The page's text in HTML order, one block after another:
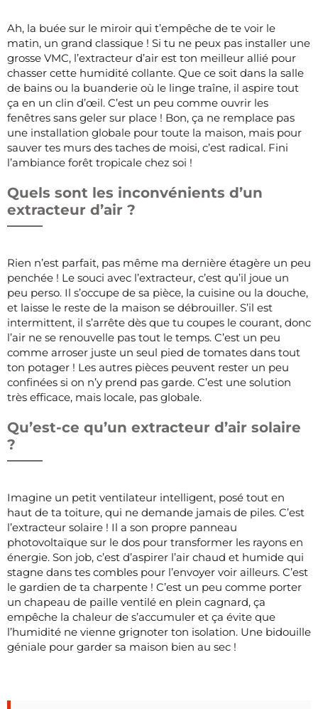
Ah, la buée sur le miroir qui t’empêche de te voir le
matin, un grand classique ! Si tu ne peux pas installer une
grosse VMC, l’extracteur d’air est ton meilleur allié pour
chasser cette humidité collante. Que ce soit dans la salle
de bains ou la buanderie où le linge traîne, il aspire tout
ça en un clin d’œil. C’est un peu comme ouvrir les
fenêtres sans geler sur place ! Bon, ça ne remplace pas
une installation globale pour toute la maison, mais pour
sauver tes murs des taches de moisi, c’est radical. Fini
l’ambiance forêt tropicale chez soi !
Quels sont les inconvénients d’un
extracteur d’air ?
Rien n’est parfait, pas même ma dernière étagère un peu
penchée ! Le souci avec l’extracteur, c’est qu’il joue un
peu perso. Il s’occupe de sa pièce, la cuisine ou la douche,
et laisse le reste de la maison se débrouiller. S’il est
intermittent, il s’arrête dès que tu coupes le courant, donc
l’air ne se renouvelle pas tout le temps. C’est un peu
comme arroser juste un seul pied de tomates dans tout
ton potager ! Les autres pièces peuvent rester un peu
confinées si on n’y prend pas garde. C’est une solution
très efficace, mais locale, pas globale.
Qu’est-ce qu’un extracteur d’air solaire
?
Imagine un petit ventilateur intelligent, posé tout en
haut de ta toiture, qui ne demande jamais de piles. C’est
l’extracteur solaire ! Il a son propre panneau
photovoltaïque sur le dos pour transformer les rayons en
énergie. Son job, c’est d’aspirer l’air chaud et humide qui
stagne dans tes combles pour l’envoyer voir ailleurs. C’est
le gardien de ta charpente ! C’est un peu comme porter
un chapeau de paille ventilé en plein cagnard, ça
empêche la chaleur de s’accumuler et ça évite que
l’humidité ne vienne grignoter ton isolation. Une bidouille
géniale pour garder sa maison bien au sec !